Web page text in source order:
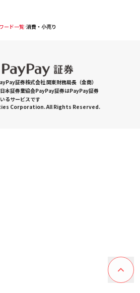
ード一覧 消費・小売り
証券株式会社 関東財務局長（金商）
本証券業協会PayPay証券はPayPay証券
るサービスです
Corporation. All Rights Reserved.